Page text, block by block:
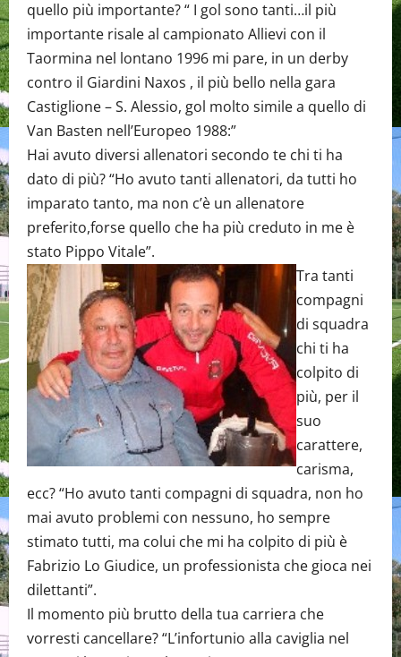
quello più importante? “ I gol sono tanti…il più
importante risale al campionato Allievi con il
Taormina nel lontano 1996 mi pare, in un derby
contro il Giardini Naxos , il più bello nella gara
Castiglione – S. Alessio, gol molto simile a quello di
Van Basten nell’Europeo 1988:”
Hai avuto diversi allenatori secondo te chi ti ha
dato di più? “Ho avuto tanti allenatori, da tutti ho
imparato tanto, ma non c’è un allenatore
preferito,forse quello che ha più creduto in me è
stato Pippo Vitale”.
Tra tanti
compagni
di squadra
chi ti ha
colpito di
più, per il
suo
carattere,
carisma,
ecc? “Ho avuto tanti compagni di squadra, non ho
mai avuto problemi con nessuno, ho sempre
stimato tutti, ma colui che mi ha colpito di più è
Fabrizio Lo Giudice, un professionista che gioca nei
dilettanti”.
Il momento più brutto della tua carriera che
vorresti cancellare? “L’infortunio alla caviglia nel